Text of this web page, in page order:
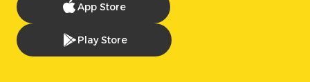
App Store
Play Store